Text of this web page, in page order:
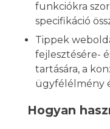
funkciókra
specifikáció
Tippek
fejlesztésére-
tartására, a
ügyfélélmény
Hogyan